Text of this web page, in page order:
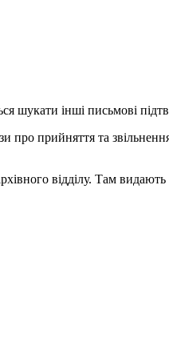
шукати інші письмові
про прийняття та
відділу. Там видають